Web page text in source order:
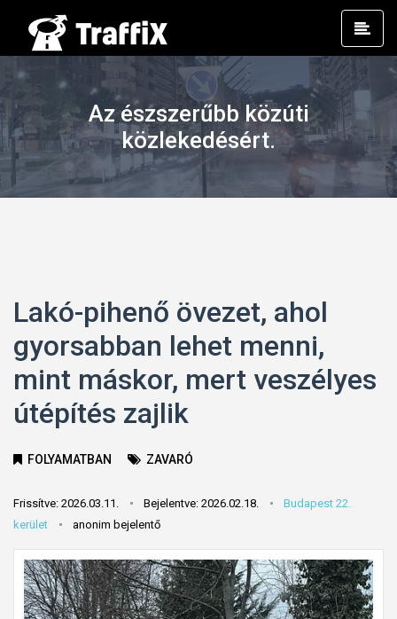
Az észszerűbb közúti
közlekedésért.
Lakó-pihenő övezet, ahol
gyorsabban lehet menni,
mint máskor, mert veszélyes
útépítés zajlik
FOLYAMATBAN ZAVARÓ
Frissítve: 2026.03.11. Bejelentve: 2026.02.18.
Budapest 22.
kerület
anonim bejelentő